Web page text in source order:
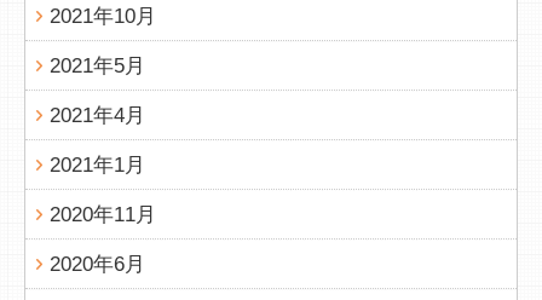
2021年10月
2021年5月
2021年4月
2021年1月
2020年11月
2020年6月